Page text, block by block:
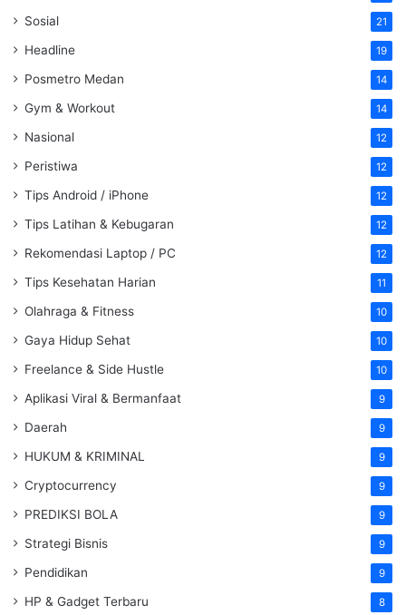
Sosial 21
Headline 19
Posmetro Medan 14
Gym & Workout 14
Nasional 12
Peristiwa 12
Tips Android / iPhone 12
Tips Latihan & Kebugaran 12
Rekomendasi Laptop / PC 12
Tips Kesehatan Harian 11
Olahraga & Fitness 10
Gaya Hidup Sehat 10
Freelance & Side Hustle 10
Aplikasi Viral & Bermanfaat 9
Daerah 9
HUKUM & KRIMINAL 9
Cryptocurrency 9
PREDIKSI BOLA 9
Strategi Bisnis 9
Pendidikan 9
HP & Gadget Terbaru 8